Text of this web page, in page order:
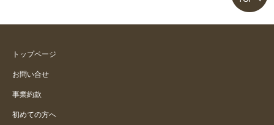
おしゃれで上品です
レース使いがシンプル
トップページ
お問い合せ
事業約款
初めての方へ